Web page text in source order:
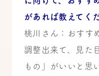
があれば教えてく
桃川さん：おすす
調整出来て、見た
もの」がいいと思